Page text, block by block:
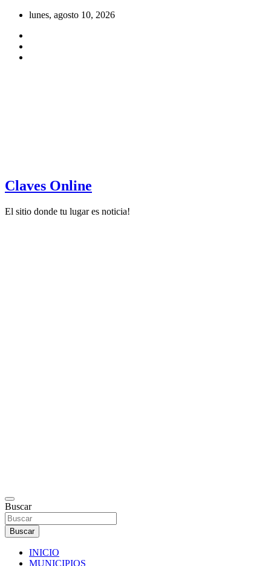
Saltar
contenido
lunes, agosto 10, 2026
Claves Online
El sitio donde tu lugar es noticia!
Buscar
Buscar
INICIO
MUNICIPIOS